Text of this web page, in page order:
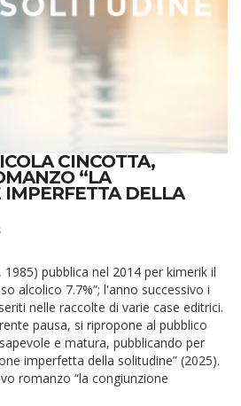
CINCOTTA,
“LA
DELLA
pubblica nel 2014 per kimerik il
alcolico 7.7%”; l'anno successivo i
nelle raccolte di varie case editrici.
pausa, si ripropone al pubblico
e matura, pubblicando per
imperfetta della solitudine” (2025).
romanzo “la congiunzione